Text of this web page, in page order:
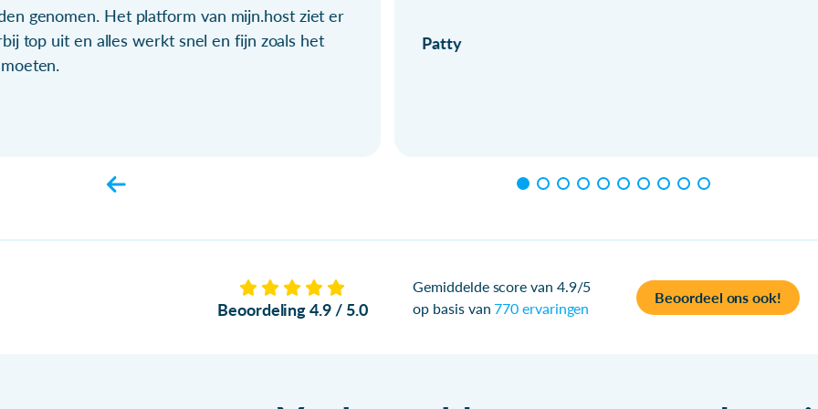
genomen. Het platform van mijn.host ziet er
top uit en alles werkt snel en fijn zoals het
Patty
Beoordeling 4.9 / 5.0
Gemiddelde score van 4.9/5
op basis van770 ervaringen
Beoordeel ons ook!